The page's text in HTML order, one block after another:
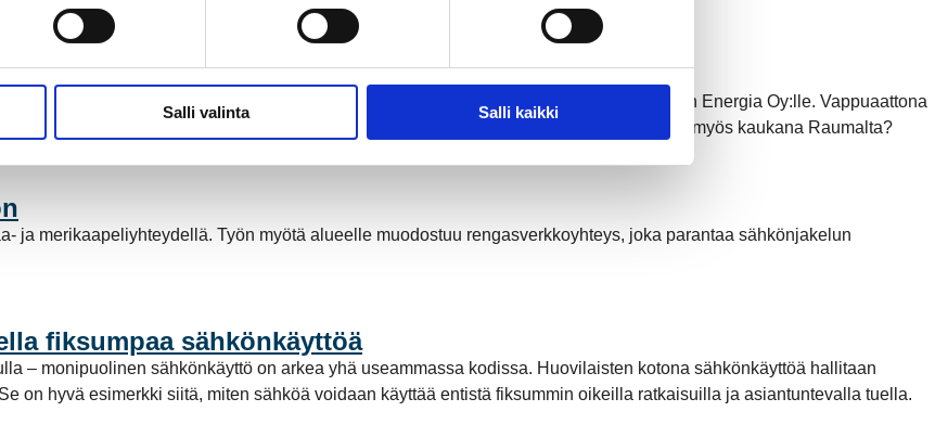
Salli valinta Salli kaikki
ja Pohjoismaissa, kun Kokemäen Sähkö Oy myi sähköntuotanto-osuutensa Rauman Energia Oy:lle. Vappuaattona
sähköntuotantoa. Mutta mitä tämä tarkoittaa käytännössä – ja miksi sähköntuotantoa on myös kaukana Raumalta?
ja merikaapeliyhteydellä. Työn myötä alueelle muodostuu rengasverkkoyhteys, joka parantaa sähkönjakelun
fiksumpaa sähkönkäyttöä
– monipuolinen sähkönkäyttö on arkea yhä useammassa kodissa. Huovilaisten kotona sähkönkäyttöä hallitaan
on hyvä esimerkki siitä, miten sähköä voidaan käyttää entistä fiksummin oikeilla ratkaisuilla ja asiantuntevalla tuella.